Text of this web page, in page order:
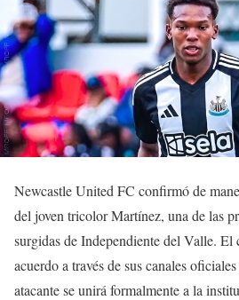
Newcastle United FC confirmó de
del joven tricolor Martínez, una de las
surgidas de Independiente del Valle. El
acuerdo a través de sus canales
atacante se unirá formalmente a la